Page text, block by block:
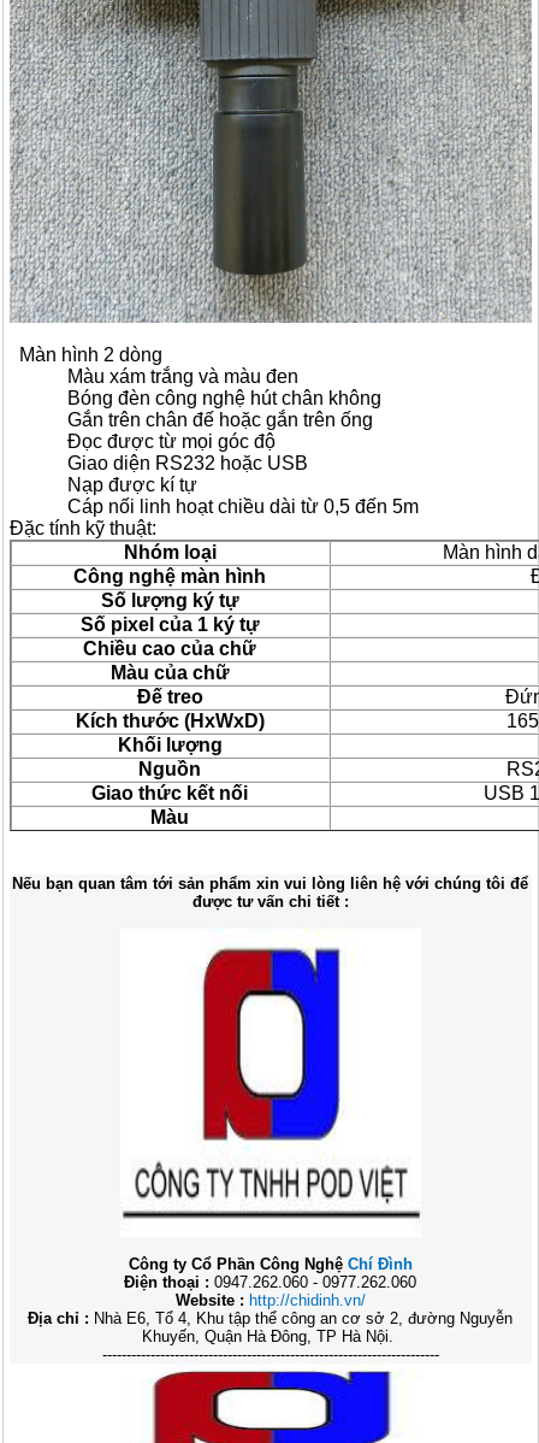
Màn hình 2 dòng
Màu xám trắng và màu đen
Bóng đèn công nghệ hút chân không
Gắn trên chân đế hoặc gắn trên ống
Đọc được từ mọi góc độ
Giao diện RS232 hoặc USB
Nạp được kí tự
Cáp nối linh hoạt chiều dài từ 0,5 đến 5m
Đặc tính kỹ thuật:
Nhóm loại
Màn hình
Công nghệ màn hình
Số lượng ký tự
Số pixel của 1 ký tự
Chiều cao của chữ
Màu của chữ
Đế treo
Kích thước (HxWxD)
Khối lượng
Nguồn
Giao thức kết nối
USB
Màu
Nếu bạn quan tâm tới sản phẩm xin vui lòng liên hệ với chúng tôi để
được tư vấn chi tiết :
Công ty Cổ Phần Công Nghệ Chí Đình
Điện thoại :0947.262.060 - 0977.262.060
Website : http://chidinh.vn/
Địa chỉ : Nhà E6, Tổ 4, Khu tập thể công an cơ sở 2, đường Nguyễn
Khuyến, Quận Hà Đông, TP Hà Nội.
----------------------------------------------------------------------